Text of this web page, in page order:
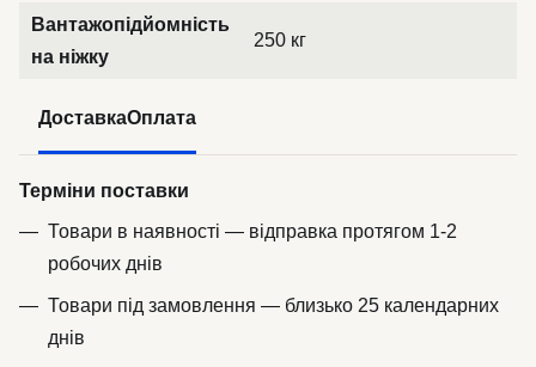
Вантажопідйомність
на ніжку
250 кг
ДоставкаОплата
Терміни поставки
Товари в наявності — відправка протягом 1-2
робочих днів
Товари під замовлення — близько 25 календарних
днів